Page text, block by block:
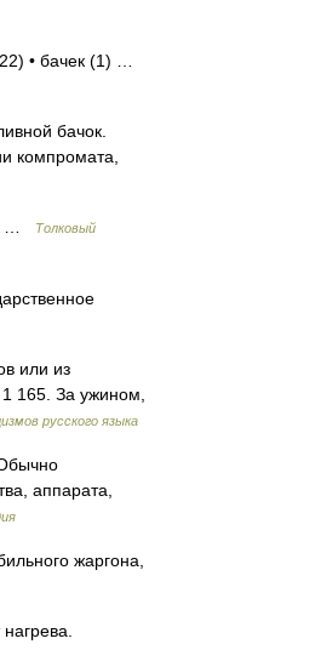
• бачек (1) …
бачок.
компромата,
…
Толковый
или из
165. За ужином,
русского языка
аппарата,
жаргона,